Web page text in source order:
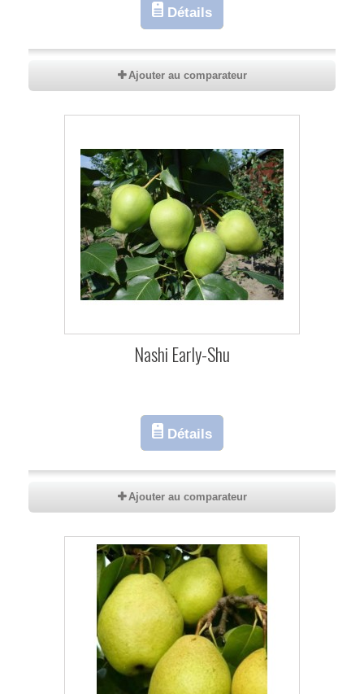
Détails
Ajouter au comparateur
Nashi Early-Shu
Détails
Ajouter au comparateur